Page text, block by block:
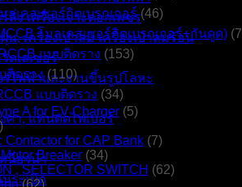
ลิ่ง เครื่องเจาะดอกเพชร
น, เครื่องเป่าลม เครื่องเป่าลมร้อน
ดเลเซอร์
รไฟฟ้าและงานขึ้นรูปโลหะ
ศา, แท่นตัดไฟเบอร์
นี่ยวนำ
ระเบิด
ลเคสเซอร์กิตเบรกเกอร์ (46)
โมลเคสเซอร์กิตเบรกเกอร์+กันดูด)
แบบติดราง (153)
ติดราง (110)
แบบติดราง (34)
A for EV Charger (5)
Contactor for CAP Bank (7)
Breaker (34)
, SELECTOR SWITCH (62)
(62)